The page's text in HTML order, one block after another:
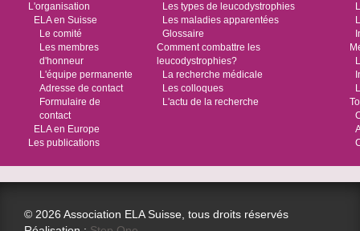
L'organisation
ELA en Suisse
Le comité
Les membres
d'honneur
L'équipe permanente
Adresse de contact
Formulaire de
contact
ELA en Europe
Les publications
Les types de leucodystrophies
Les maladies apparentées
Glossaire
Comment combattre les
leucodystrophies?
La recherche médicale
Les colloques
L'actu de la recherche
© 2026 Association ELA Suisse, tous droits réservés